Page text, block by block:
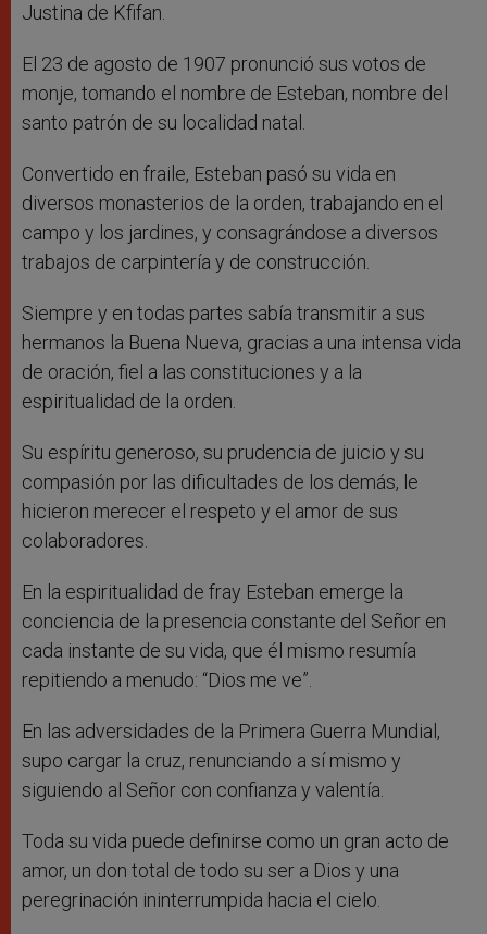
Justina de Kfifan.
El 23 de agosto de 1907 pronunció sus votos de
monje, tomando el nombre de Esteban, nombre del
santo patrón de su localidad natal.
Convertido en fraile, Esteban pasó su vida en
diversos monasterios de la orden, trabajando en el
campo y los jardines, y consagrándose a diversos
trabajos de carpintería y de construcción.
Siempre y en todas partes sabía transmitir a sus
hermanos la Buena Nueva, gracias a una intensa vida
de oración, fiel a las constituciones y a la
espiritualidad de la orden.
Su espíritu generoso, su prudencia de juicio y su
compasión por las dificultades de los demás, le
hicieron merecer el respeto y el amor de sus
colaboradores.
En la espiritualidad de fray Esteban emerge la
conciencia de la presencia constante del Señor en
cada instante de su vida, que él mismo resumía
repitiendo a menudo: “Dios me ve”.
En las adversidades de la Primera Guerra Mundial,
supo cargar la cruz, renunciando a sí mismo y
siguiendo al Señor con confianza y valentía.
Toda su vida puede definirse como un gran acto de
amor, un don total de todo su ser a Dios y una
peregrinación ininterrumpida hacia el cielo.